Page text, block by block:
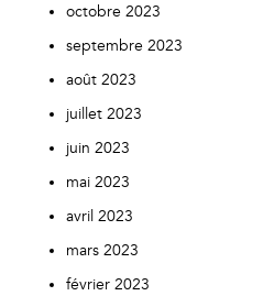
octobre 2023
septembre 2023
août 2023
juillet 2023
juin 2023
mai 2023
avril 2023
mars 2023
février 2023